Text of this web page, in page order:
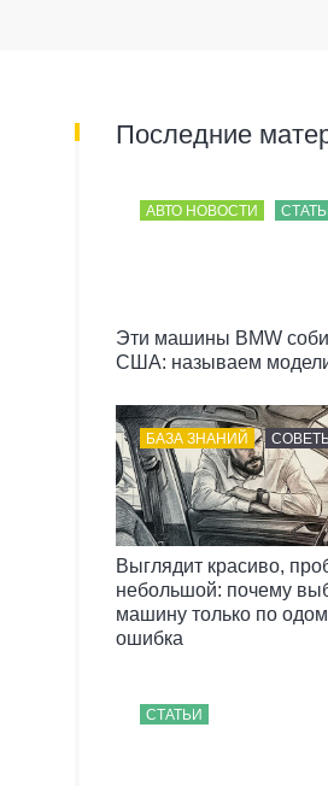
Последние
АВТО НОВОСТИ
Эти машины BMW
США: называем
БАЗА ЗНАНИЙ
Выглядит красиво,
небольшой: почему
машину только по
ошибка
СТАТЬИ